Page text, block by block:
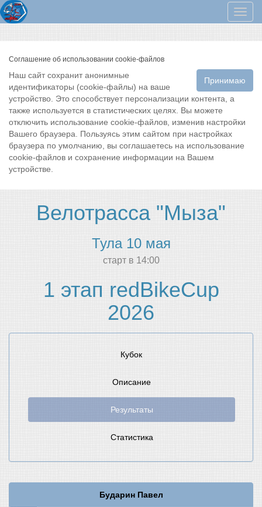
Меню
Соглашение об использовании cookie-файлов
Принимаю
Наш сайт сохранит анонимные
идентификаторы (cookie-файлы) на ваше
устройство. Это способствует персонализации контента, а
также используется в статистических целях. Вы можете
отключить использование cookie-файлов, изменив настройки
Вашего браузера. Пользуясь этим сайтом при настройках
браузера по умолчанию, вы соглашаетесь на использование
cookie-файлов и сохранение информации на Вашем
устройстве.
Велотрасса "Мыза"
Тула 10 мая
cтарт в 14:00
1 этап redBikeCup
2026
Кубок
Описание
Результаты
Статистика
Бударин Павел